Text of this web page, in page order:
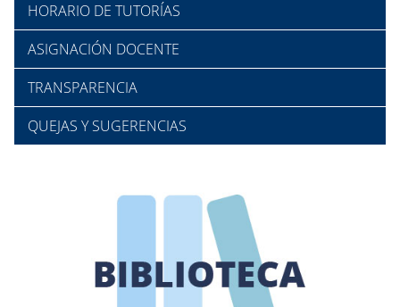
HORARIO DE TUTORÍAS
ASIGNACIÓN DOCENTE
TRANSPARENCIA
QUEJAS Y SUGERENCIAS